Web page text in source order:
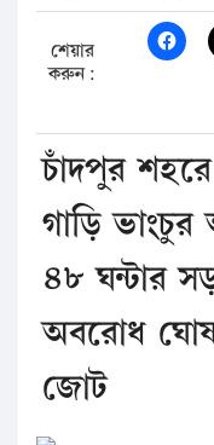
শেয়ার
করুন:
চাঁদপুর
গাড়ি
৪৮ ঘন্টার
অবরোধ
জোট